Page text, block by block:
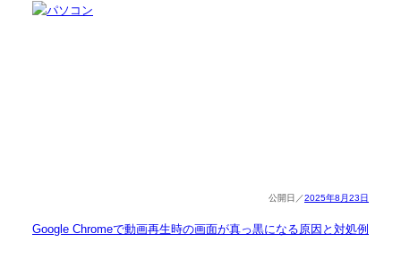
2025年8月23日
Google Chromeで動画再生時の画面が真っ黒になる原因と対処例